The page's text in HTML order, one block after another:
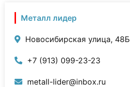
Металл лидер
Новосибирская улица, 48Б
+7 (913) 099-23-23
metall-lider@inbox.ru